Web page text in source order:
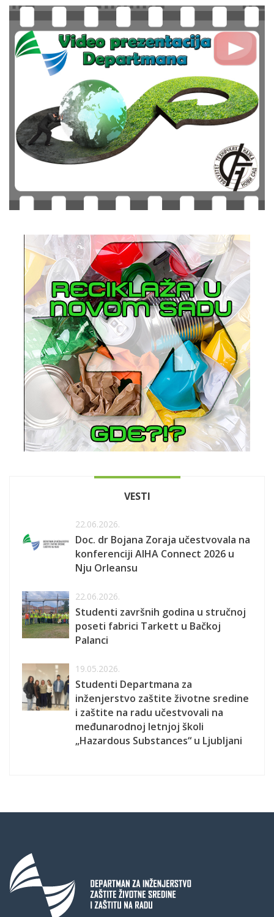
VESTI
22.06.2026.
Doc. dr Bojana Zoraja učestvovala na
konferenciji AIHA Connect 2026 u
Nju Orleansu
22.06.2026.
Studenti završnih godina u stručnoj
poseti fabrici Tarkett u Bačkoj
Palanci
19.05.2026.
Studenti Departmana za
inženjerstvo zaštite životne sredine
i zaštite na radu učestvovali na
međunarodnoj letnjoj školi
„Hazardous Substances“ u Ljubljani